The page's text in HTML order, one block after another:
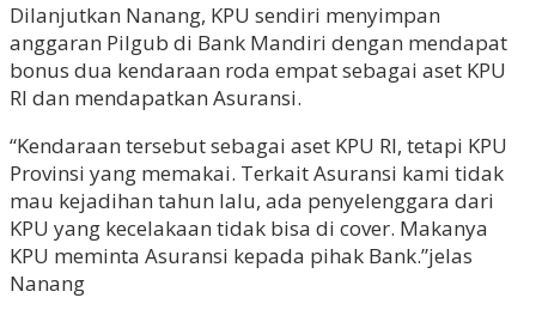
Dilanjutkan Nanang, KPU sendiri menyimpan
anggaran Pilgub di Bank Mandiri dengan mendapat
bonus dua kendaraan roda empat sebagai aset KPU
RI dan mendapatkan Asuransi.
“Kendaraan tersebut sebagai aset KPU RI, tetapi KPU
Provinsi yang memakai. Terkait Asuransi kami tidak
mau kejadihan tahun lalu, ada penyelenggara dari
KPU yang kecelakaan tidak bisa di cover. Makanya
KPU meminta Asuransi kepada pihak Bank.”jelas
Nanang